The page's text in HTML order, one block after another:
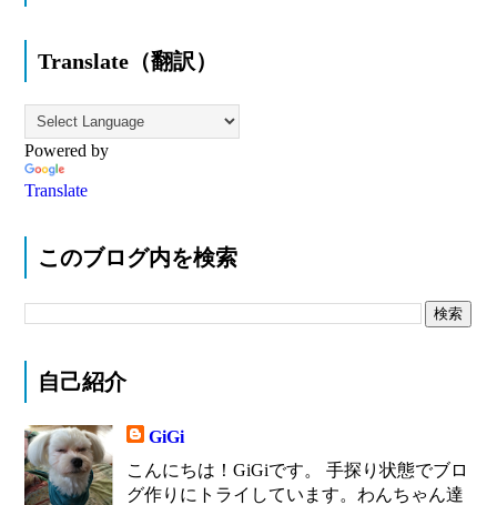
Translate（翻訳）
Powered by
Translate
このブログ内を検索
自己紹介
GiGi
こんにちは！GiGiです。 手探り状態でブロ
グ作りにトライしています。わんちゃん達